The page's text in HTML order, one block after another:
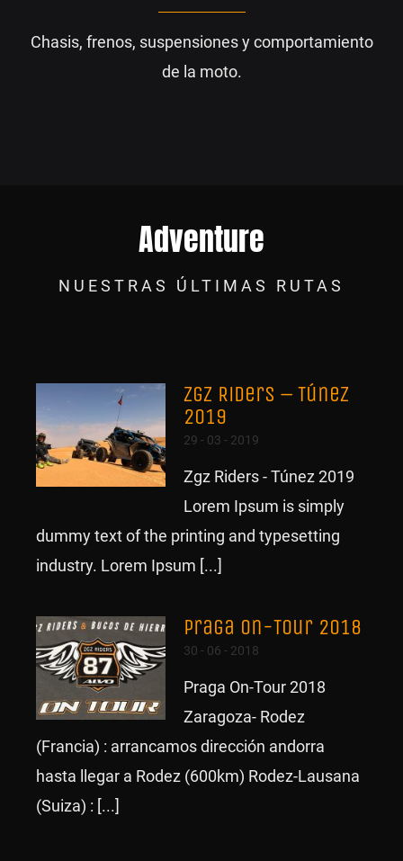
Chasis, frenos, suspensiones y comportamiento
de la moto.
Adventure
NUESTRAS ÚLTIMAS RUTAS
Zgz Riders – Túnez
2019
29 - 03 - 2019
Zgz Riders - Túnez 2019
Lorem Ipsum is simply
dummy text of the printing and typesetting
industry. Lorem Ipsum [...]
Praga On-Tour 2018
30 - 06 - 2018
Praga On-Tour 2018
Zaragoza- Rodez
(Francia) : arrancamos dirección andorra
hasta llegar a Rodez (600km) Rodez-Lausana
(Suiza) : [...]